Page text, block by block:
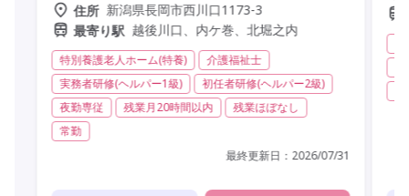
住所 新潟県長岡市西川口1173-3
最寄り駅 越後川口、内ケ巻、北堀之内
特別養護老人ホーム(特養)
介護福祉士
実務者研修(ヘルパー1級)
初任者研修(ヘルパー2級)
夜勤専従
残業月20時間以内
残業ほぼなし
常勤
最終更新日： 2026/07/31